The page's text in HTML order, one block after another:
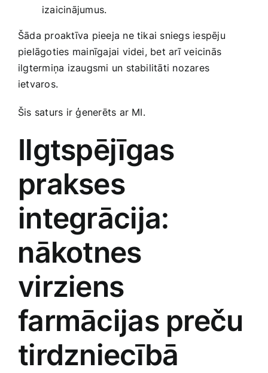
izaicinājumus.
Šāda proaktīva pieeja ne tikai sniegs iespēju
pielāgoties mainīgajai‌ videi, bet arī veicinās
‌ilgtermiņa izaugsmi un stabilitāti nozares
ietvaros.
Šis saturs ir ģenerēts ar MI.
Ilgtspējīgas
prakses
integrācija:
⁢nākotnes
virziens
farmācijas preču
tirdzniecībā